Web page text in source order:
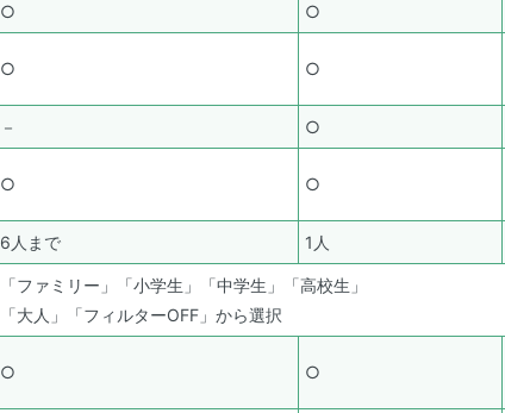
○ ○
○ ○
－ ○
○ ○
6人まで 1人
「ファミリー」「小学生」「中学生」「高校生」
「大人」「フィルターOFF」から選択
○ ○